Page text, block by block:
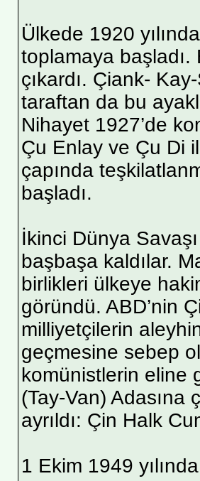
Ülkede 1920
toplamaya başladı.
çıkardı. Çiank-
taraftan da bu
Nihayet 1927’de
Çu Enlay ve Çu Di
çapında
başladı.
İkinci Dünya
başbaşa kaldılar.
birlikleri ülkeye
göründü. ABD’nin
milliyetçilerin
geçmesine sebep
komünistlerin eline
(Tay-Van) Adasına
ayrıldı: Çin Halk
1 Ekim 1949